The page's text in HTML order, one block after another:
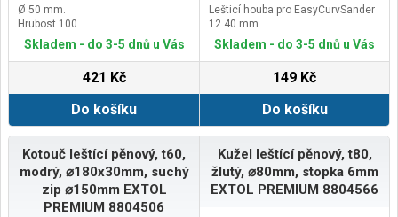
Ø 50 mm.
Hrubost 100.
Skladem - do 3-5 dnů u Vás
421 Kč
Do košíku
Lešticí houba pro EasyCurvSander
12 40 mm
Skladem - do 3-5 dnů u Vás
149 Kč
Do košíku
Kotouč leštící pěnový, t60,
modrý, ⌀180x30mm, suchý
zip ⌀150mm EXTOL
PREMIUM 8804506
Kužel leštící pěnový, t80,
žlutý, ⌀80mm, stopka 6mm
EXTOL PREMIUM 8804566